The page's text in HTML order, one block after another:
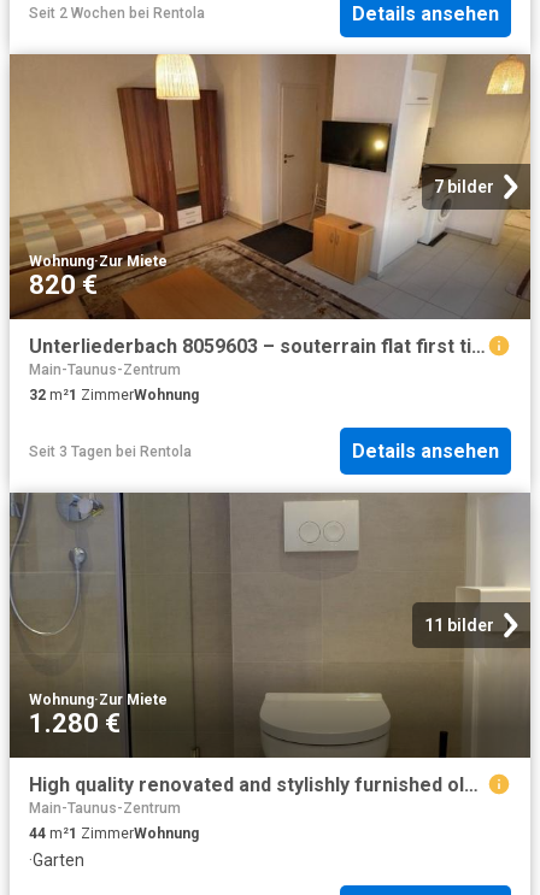
Seit 2 Wochen bei Rentola Details ansehen
7 bilder
Wohnung·Zur Miete
820 €
Unterliederbach 8059603 – souterrain flat first time use with separate entrance and underfloor heating
Main-Taunus-Zentrum
32 m²1 ZimmerWohnung
Seit 3 Tagen bei Rentola Details ansehen
11 bilder
Wohnung·Zur Miete
1.280 €
High quality renovated and stylishly furnished old style apartment in the west of Frankfurt, Frankfurt Amsterdam Apartments for Rent
Main-Taunus-Zentrum
44 m²1 ZimmerWohnung
·Garten